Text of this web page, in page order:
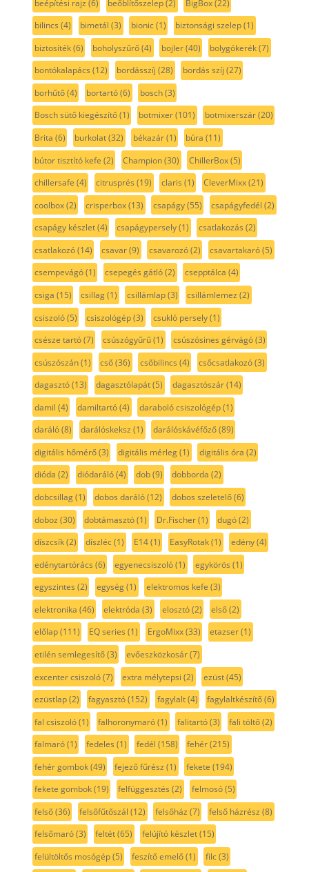
beépítési rajz (6) beőblítőszelep(2) BigBox(22)
bilincs (4) bimetál (3) bionic(1) biztonsági szelep(1)
biztosíték(6) boholyszűrő(4) bojler(40) bolygókerék(7)
bontókalapács (12) bordásszíj (28) bordás szíj (27)
borhűtő(4) bortartó(6) bosch(3)
Bosch sütő kiegészítő(1) botmixer(101) botmixerszár(20)
Brita (6) burkolat(32) békazár(1) búra (11)
bútor tisztító kefe (2) Champion(30) ChillerBox(5)
chillersafe (4) citrusprés (19) claris (1) CleverMixx(21)
coolbox(2) crisperbox(13) csapágy(55) csapágyfedél (2)
csapágy készlet(4) csapágypersely(1) csatlakozás (2)
csatlakozó(14) csavar(9) csavarozó(2) csavartakaró(5)
csempevágó(1) csepegés gátló(2) csepptálca (4)
csiga (15) csillag(1) csillámlap(3) csillámlemez (2)
csiszoló(5) csiszológép(3) csukló persely(1)
csésze tartó(7) csúszógyűrű(1) csúszósines gérvágó(3)
csúszószán(1) cső(36) csőbilincs (4) csőcsatlakozó(3)
dagasztó(13) dagasztólapát(5) dagasztószár(14)
damil (4) damiltartó(4) daraboló csiszológép(1)
daráló(8) darálóskeksz (1) darálóskávéfőző(89)
digitális hőmérő(3) digitális mérleg(1) digitális óra (2)
dióda (2) diódaráló(4) dob(9) dobborda (2)
dobcsillag(1) dobos daráló(12) dobos szeletelő(6)
doboz (30) dobtámasztó(1) Dr.Fischer(1) dugó(2)
díszcsík(2) díszléc(1) E14(1) EasyRotak(1) edény(4)
edénytartórács (6) egyenecsiszoló(1) egykörös (1)
egyszintes (2) egység(1) elektromos kefe (3)
elektronika (46) elektróda (3) elosztó(2) első(2)
előlap(111) EQ series (1) ErgoMixx(33) etazser(1)
etilén semlegesítő(3) evőeszközkosár(7)
excenter csiszoló(7) extra mélytepsi (2) ezüst(45)
ezüstlap(2) fagyasztó(152) fagylalt(4) fagylaltkészítő(6)
fal csiszoló(1) falhoronymaró(1) falitartó(3) fali töltő(2)
falmaró(1) fedeles (1) fedél (158) fehér(215)
fehér gombok(49) fejező fűrész (1) fekete (194)
fekete gombok(19) felfüggesztés (2) felmosó(5)
felső(36) felsőfűtőszál (12) felsőház (7) felső házrész (8)
felsőmaró(3) feltét(65) felújító készlet(15)
felültöltős mosógép(5) feszítő emelő(1) filc(3)